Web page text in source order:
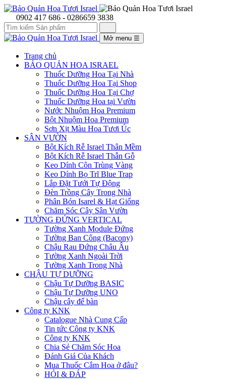
0902 417 686 - 0286659 3838
Mở menu ☰
Trang chủ
BẢO QUẢN HOA ISRAEL
Thuốc Dưỡng Hoa Tại Nhà
Thuốc Dưỡng Hoa Tại Shop
Thuốc Dưỡng Hoa Tại Chợ
Thuốc Dưỡng Hoa tại Vườn
Nước Nhuộm Hoa Premium
Bột Nhuộm Hoa Premium
Sơn Xịt Màu Hoa Tươi Úc
SÂN VƯỜN
Bột Kích Rễ Israel Thân Mềm
Bột Kích Rễ Israel Thẫn Gỗ
Keo Dính Côn Trùng Vàng
Keo Dính Bọ Trĩ Blue Trap
Lắp Đặt Tưới Tự Động
Đèn Trồng Cây Trong Nhà
Phân Bón Isarel & Hạt Giống
Chăm Sóc Cây Sân Vườn
TƯỜNG ĐỨNG VERTICAL
Tường Xanh Module Đứng
Tường Ban Công (Bacony)
Chậu Rau Đứng Châu Âu
Tường Xanh Ngoài Trời
Tường Xanh Trong Nhà
CHẬU TỰ DƯỠNG
Chậu Tự Dưỡng BASIC
Chậu Tự Dưỡng UNO
Chậu cây để bàn
Công ty KNK
Catalogue Nhà Cung Cấp
Tin tức Công ty KNK
Công ty KNK
Chia Sẻ Chăm Sóc Hoa
Đánh Giá Của Khách
Mua Thuốc Cắm Hoa ở đâu?
HỎI & ĐÁP